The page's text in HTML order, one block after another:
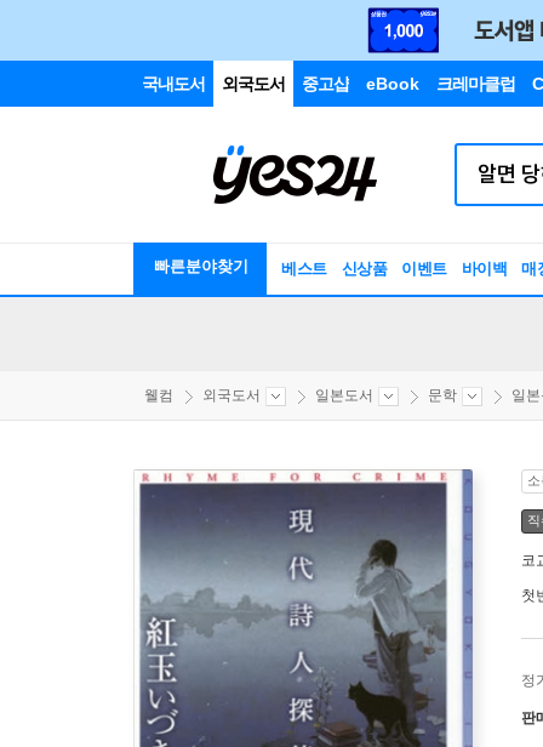
국내도서 외국도서 중고샵 eBook 크레마클럽
빠른분야찾기 베스트 신상품 이벤트 바이백 매
웰컴 외국도서 일본도서 문학 일
코
첫
정
판